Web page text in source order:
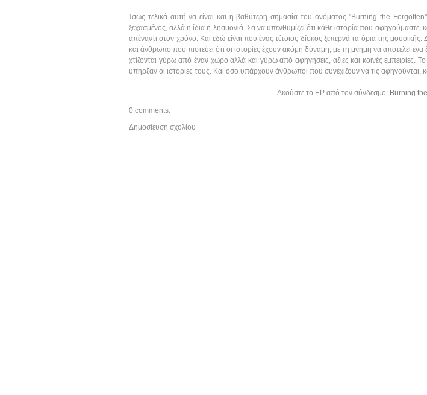
Ίσως τελικά αυτή να είναι και η βαθύτερη σημασία του ονόματος "Burning the
ξεχασμένος, αλλά η ίδια η λησμονιά. Σα να υπενθυμίζει ότι κάθε ιστορία που
απέναντι στον χρόνο. Και εδώ είναι που ένας τέτοιος δίσκος ξεπερνά τα όρια της
και άνθρωπο που πιστεύει ότι οι ιστορίες έχουν ακόμη δύναμη, με τη μνήμη να αποτελεί
χτίζονται γύρω από έναν χώρο αλλά και γύρω από αφηγήσεις, αξίες και κοινές εμπειρίες.
υπήρξαν οι ιστορίες τους. Και όσο υπάρχουν άνθρωποι που συνεχίζουν να τις αφηγούνται,
Ακούστε το EP από τον σύνδεσμο: Burning
0 comments:
Δημοσίευση σχολίου